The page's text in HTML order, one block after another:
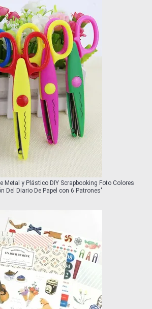
y Plástico DIY Scrapbooking Foto Colores
Del Diario De Papel con 6 Patrones"